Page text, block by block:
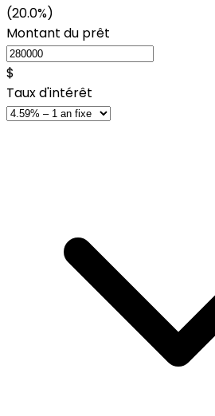
(20.0%)
Montant du prêt
$
Taux d'intérêt